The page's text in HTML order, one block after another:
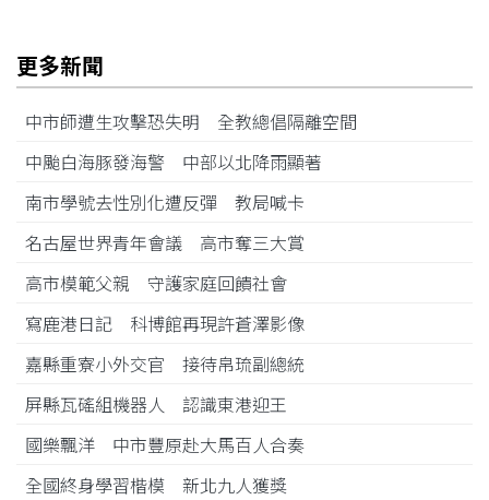
更多新聞
中市師遭生攻擊恐失明 全教總倡隔離空間
中颱白海豚發海警 中部以北降雨顯著
南市學號去性別化遭反彈 教局喊卡
名古屋世界青年會議 高市奪三大賞
高市模範父親 守護家庭回饋社會
寫鹿港日記 科博館再現許蒼澤影像
嘉縣重寮小外交官 接待帛琉副總統
屏縣瓦磘組機器人 認識東港迎王
國樂飄洋 中市豐原赴大馬百人合奏
全國終身學習楷模 新北九人獲獎